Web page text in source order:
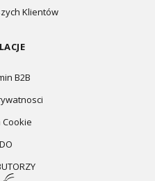
Klientów
B2B